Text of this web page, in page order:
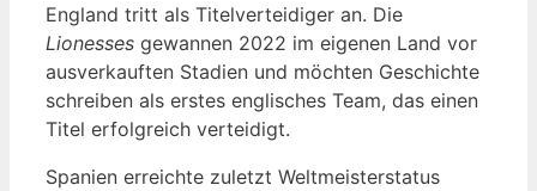
England tritt als Titelverteidiger an. Die
Lionesses gewannen 2022 im eigenen Land vor
ausverkauften Stadien und möchten Geschichte
schreiben als erstes englisches Team, das einen
Titel erfolgreich verteidigt.
Spanien erreichte zuletzt Weltmeisterstatus